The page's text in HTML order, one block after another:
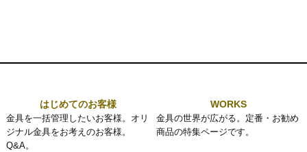
はじめてのお客様
金具を一括管理したいお客様。オリ
ジナル金具をお考えのお客様。
Q&A。
WORKS
金具の世界が広がる。定番・お勧め
商品の特集ページです。